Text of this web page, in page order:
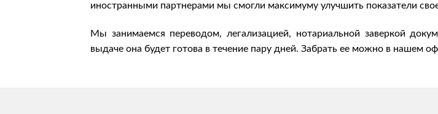
иностранными партнерами мы смогли максимуму улучшить показатели
Мы занимаемся переводом, легализацией, нотариальной заверкой
выдаче она будет готова в течение пару дней. Забрать ее можно в нашем